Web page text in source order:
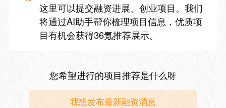
这里可以提交融资进展、创业项目。我们
将通过AI助手帮你梳理项目信息，优质项
目有机会获得36氪推荐展示。
您希望进行的项目推荐是什么呀
我想发布最新融资消息